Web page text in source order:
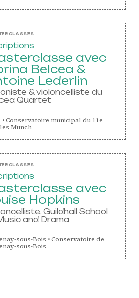
avec
Belcea &
Lederlin
& violoncelliste du
Quartet
•Conservatoire municipal du 11e
Münch
avec
Hopkins
Guildhall School
and Drama
sous-Bois •Conservatoire de
sous-Bois